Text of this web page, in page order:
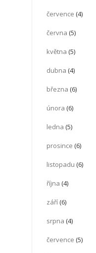
července (4)
června (5)
května (5)
dubna (4)
března (6)
února (6)
ledna (5)
prosince (6)
listopadu (6)
října (4)
září (6)
srpna (4)
července (5)